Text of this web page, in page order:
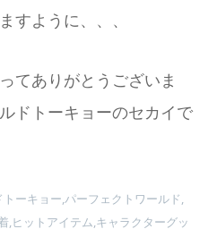
すように、、、
てありがとうございま
ドトーキョーのセカイで
ーキョー,パーフェクトワールド,
,ヒットアイテム,キャラクターグッ